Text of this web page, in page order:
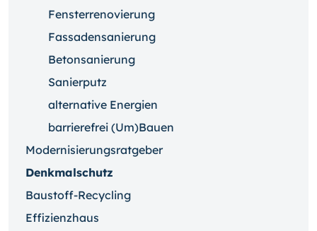
Fensterrenovierung
Fassadensanierung
Betonsanierung
Sanierputz
alternative Energien
barrierefrei (Um)Bauen
Modernisierungsratgeber
Denkmalschutz
Baustoff-Recycling
Effizienzhaus